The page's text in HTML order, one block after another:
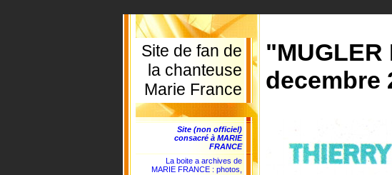
Site de fan de
la chanteuse
Marie France
Site (non officiel)
consacré à MARIE
FRANCE
La boite a archives de
MARIE FRANCE : photos,
"MUGLER
decembre